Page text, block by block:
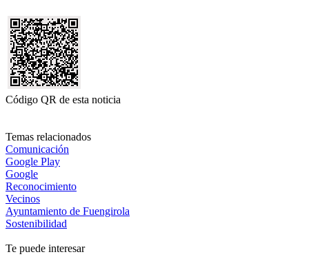
Código QR de esta noticia
Temas relacionados
Comunicación
Google Play
Google
Reconocimiento
Vecinos
Ayuntamiento de Fuengirola
Sostenibilidad
Te puede interesar